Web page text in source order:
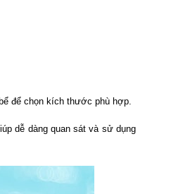
để chọn kích thước phù hợp.
dễ dàng quan sát và sử dụng